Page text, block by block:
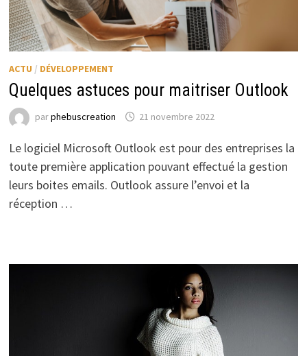
ACTU / DÉVELOPPEMENT
Quelques astuces pour maitriser Outlook
parphebuscreation 21 novembre 2022
Le logiciel Microsoft Outlook est pour des entreprises la
toute première application pouvant effectué la gestion
leurs boites emails. Outlook assure l’envoi et la
réception …